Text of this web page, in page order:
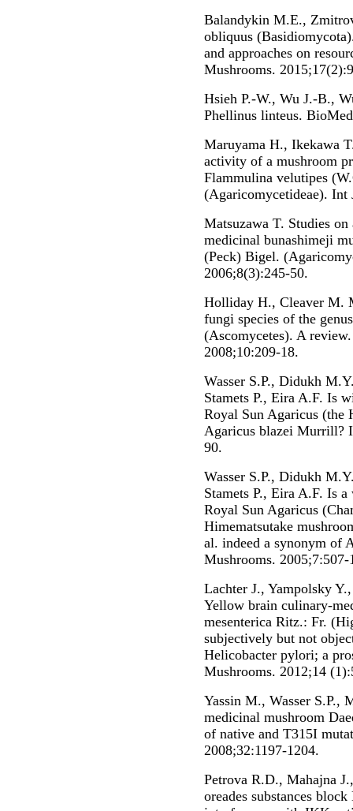
Balandykin M.E.,
obliquus
and approaches on
Mushrooms.
Hsieh P.-W., Wu J.-B.,
Phellinus linteus.
Maruyama H., Ikekawa
activity of a mushroom
Flammulina velutipes
(Agaricomycetideae). Int
Matsuzawa T. Studies
medicinal bunashimeji
(Peck) Bigel.
2006;8(3):245-50.
Holliday H., Cleaver M.
fungi species of the
(Ascomycetes). A
2008;10:209-18.
Wasser S.P., Didukh
Stamets P., Eira A.F. Is
Royal Sun Agaricus (the
Agaricus blazei Murrill?
90.
Wasser S.P., Didukh
Stamets P., Eira A.F. Is
Royal Sun Agaricus
Himematsutake
al. indeed a synonym of
Mushrooms. 2005;7:507-
Lachter J., Yampolsky
Yellow brain culinary-
mesenterica Ritz.: Fr.
subjectively but not
Helicobacter pylori; a
Mushrooms. 2012;14
Yassin M., Wasser S.P.,
medicinal mushroom
of native and T315I
2008;32:1197-1204.
Petrova R.D., Mahajna
oreades substances